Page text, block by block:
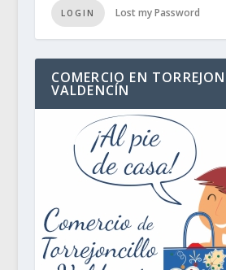
LOGIN Lost my Password
COMERCIO EN
VALDENCÍN